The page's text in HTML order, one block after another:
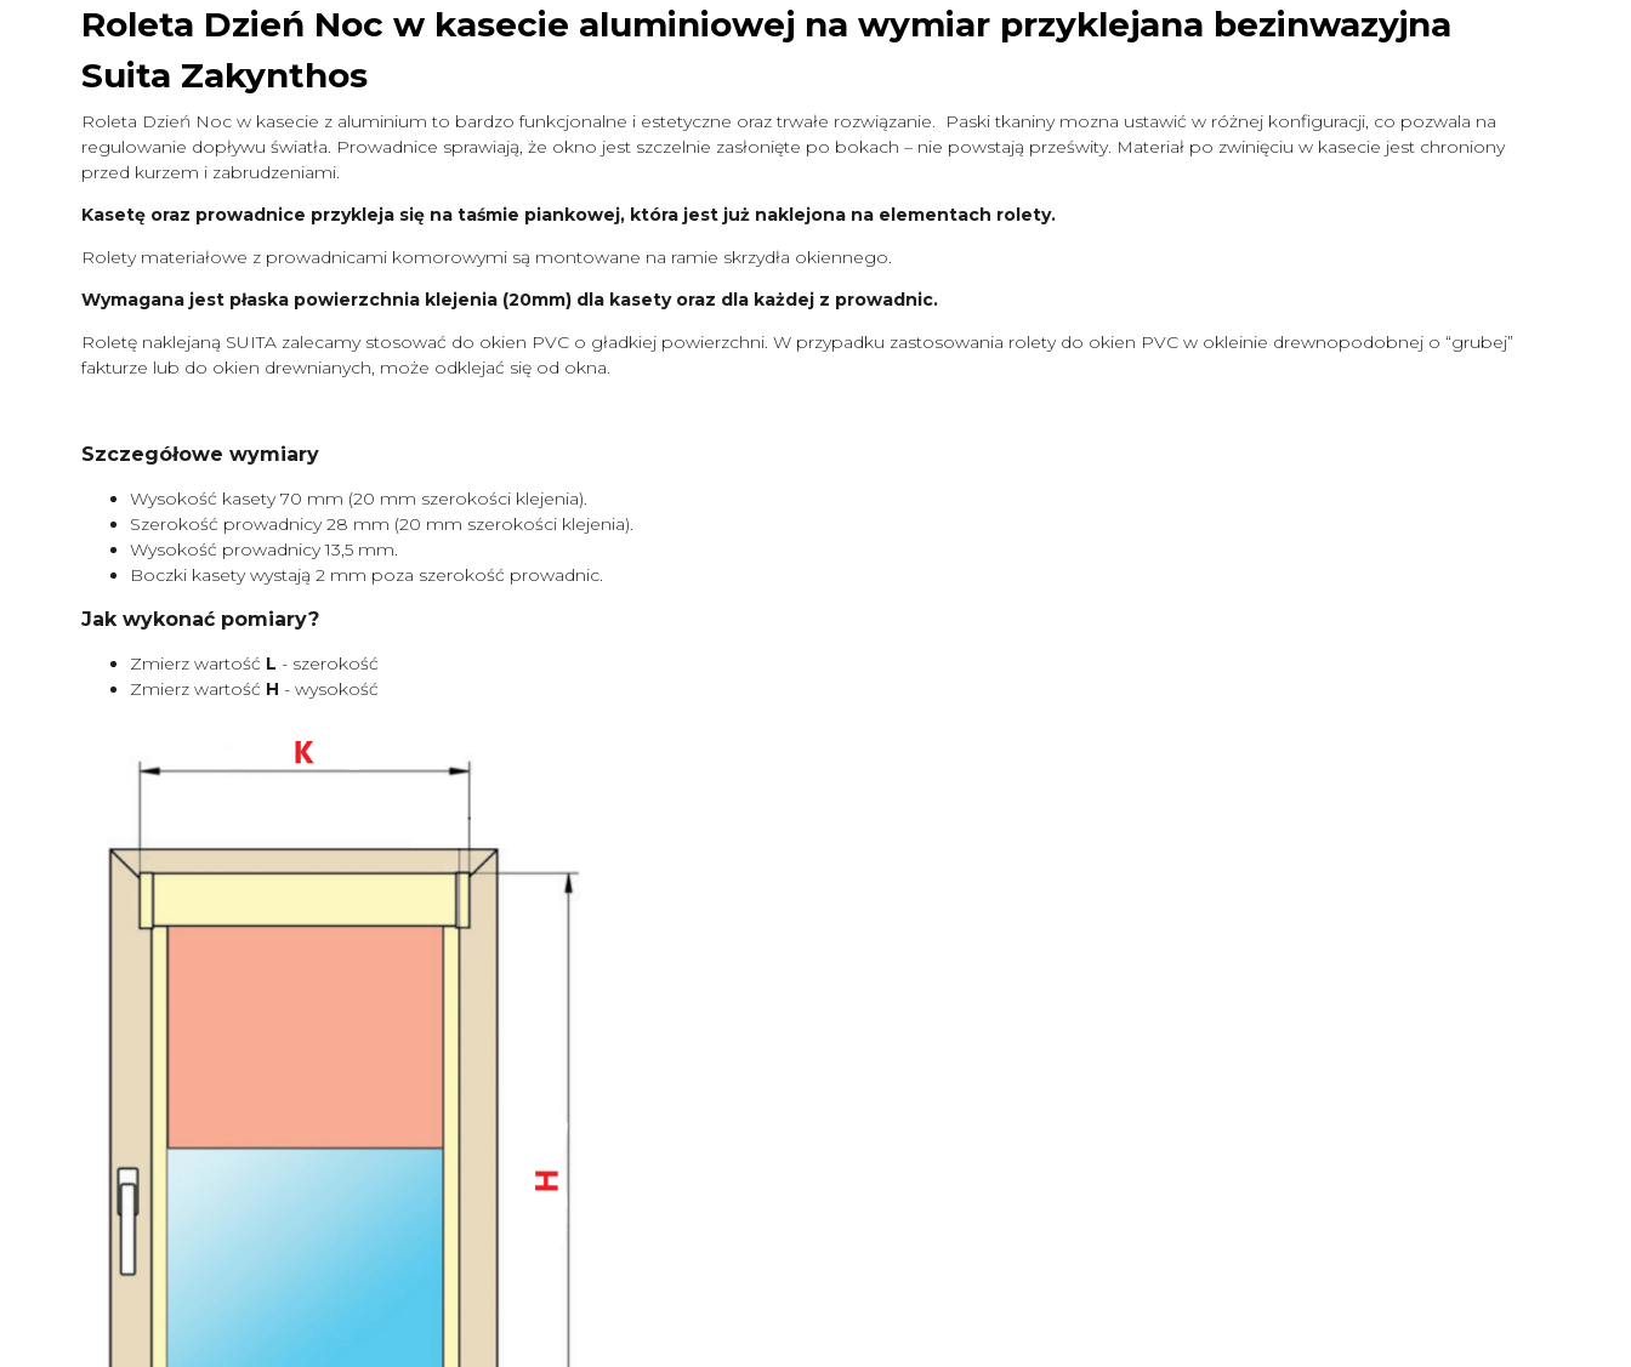
Roleta Dzień Noc w kasecie aluminiowej na wymiar przyklejana bezinwazyjna
Suita Zakynthos
Roleta Dzień Noc w kasecie z aluminium to bardzo funkcjonalne i estetyczne oraz trwałe rozwiązanie. Paski tkaniny mozna ustawić w różnej konfiguracji, co pozwala na
regulowanie dopływu światła. Prowadnice sprawiają, że okno jest szczelnie zasłonięte po bokach – nie powstają prześwity. Materiał po zwinięciu w kasecie jest chroniony
przed kurzem i zabrudzeniami.
Kasetę oraz prowadnice przykleja się na taśmie piankowej, która jest już naklejona na elementach rolety.
Rolety materiałowe z prowadnicami komorowymi są montowane na ramie skrzydła okiennego.
Wymagana jest płaska powierzchnia klejenia (20mm) dla kasety oraz dla każdej z prowadnic.
Roletę naklejaną SUITA zalecamy stosować do okien PVC o gładkiej powierzchni. W przypadku zastosowania rolety do okien PVC w okleinie drewnopodobnej o “grubej”
fakturze lub do okien drewnianych, może odklejać się od okna.
Szczegółowe wymiary
Wysokość kasety 70 mm (20 mm szerokości klejenia).
Szerokość prowadnicy 28 mm (20 mm szerokości klejenia).
Wysokość prowadnicy 13,5 mm.
Boczki kasety wystają 2 mm poza szerokość prowadnic.
Jak wykonać pomiary?
Zmierz wartość L - szerokość
Zmierz wartość H - wysokość